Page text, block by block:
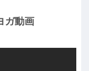
ガ動画